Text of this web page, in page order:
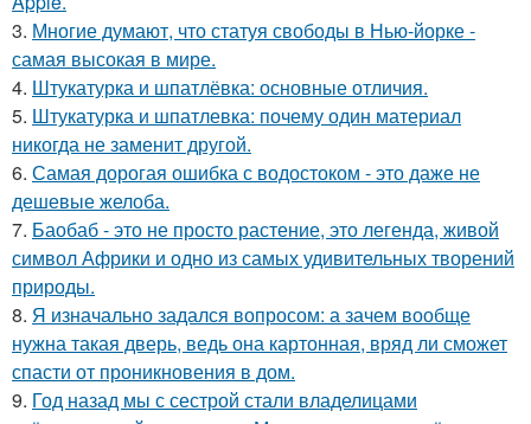
3. Многие думают, что статуя свободы в Нью-йорке -
самая высокая в мире.
4. Штукатурка и шпатлёвка: основные отличия.
5. Штукатурка и шпатлевка: почему один материал
никогда не заменит другой.
6. Самая дорогая ошибка с водостоком - это даже не
дешевые желоба.
7. Баобаб - это не просто растение, это легенда, живой
символ Африки и одно из самых удивительных творений
природы.
8. Я изначально задался вопросом: а зачем вообще
нужна такая дверь, ведь она картонная, вряд ли сможет
спасти от проникновения в дом.
9. Год назад мы с сестрой стали владелицами